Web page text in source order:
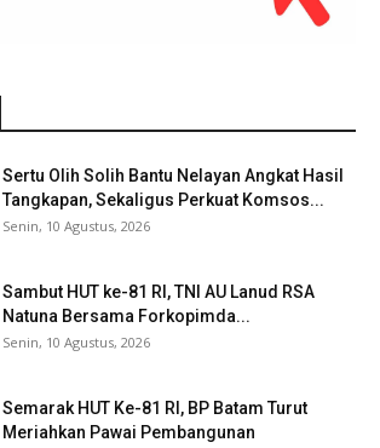
Sertu Olih Solih Bantu Nelayan Angkat Hasil
Tangkapan, Sekaligus Perkuat Komsos...
Senin, 10 Agustus, 2026
Sambut HUT ke-81 RI, TNI AU Lanud RSA
Natuna Bersama Forkopimda...
Senin, 10 Agustus, 2026
Semarak HUT Ke-81 RI, BP Batam Turut
Meriahkan Pawai Pembangunan